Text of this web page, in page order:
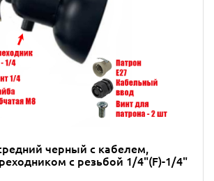
черный с кабелем,
с резьбой 1/4"(F)-1/4"